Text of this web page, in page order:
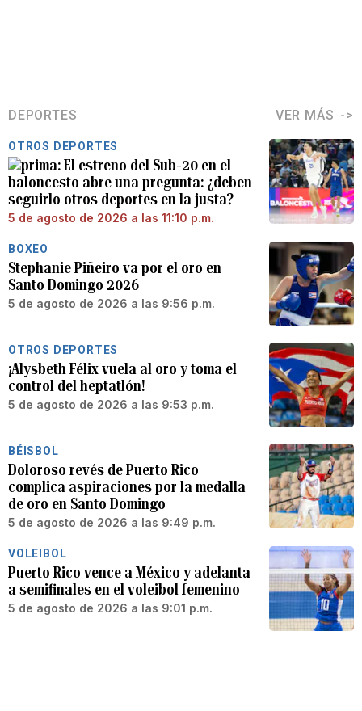
DEPORTES VER MÁS
OTROS DEPORTES
El estreno del Sub-20 en el
baloncesto abre una pregunta: ¿deben
seguirlo otros deportes en la justa?
5 de agosto de 2026 a las 11:10 p.m.
BOXEO
Stephanie Piñeiro va por el oro en
Santo Domingo 2026
5 de agosto de 2026 a las 9:56 p.m.
OTROS DEPORTES
¡Alysbeth Félix vuela al oro y toma el
control del heptatlón!
5 de agosto de 2026 a las 9:53 p.m.
BÉISBOL
Doloroso revés de Puerto Rico
complica aspiraciones por la medalla
de oro en Santo Domingo
5 de agosto de 2026 a las 9:49 p.m.
VOLEIBOL
Puerto Rico vence a México y adelanta
a semifinales en el voleibol femenino
5 de agosto de 2026 a las 9:01 p.m.